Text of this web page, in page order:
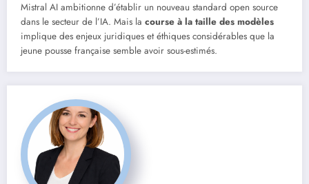
Mistral AI ambitionne d’établir un nouveau standard open source
dans le secteur de l’IA. Mais la course à la taille des modèles
implique des enjeux juridiques et éthiques considérables que la
jeune pousse française semble avoir sous-estimés.